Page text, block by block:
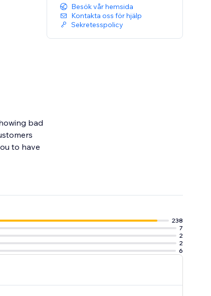
bad
to have
Besök vår hemsida
Kontakta oss för hjälp
Sekretesspolicy
238
7
2
2
6